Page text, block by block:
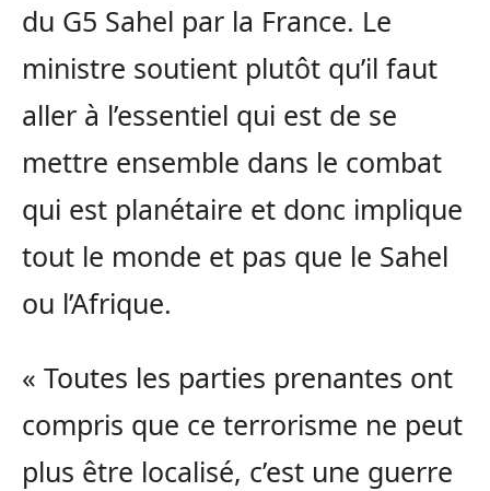
du G5 Sahel par la France. Le
ministre soutient plutôt qu’il faut
aller à l’essentiel qui est de se
mettre ensemble dans le combat
qui est planétaire et donc implique
tout le monde et pas que le Sahel
ou l’Afrique.
« Toutes les parties prenantes ont
compris que ce terrorisme ne peut
plus être localisé, c’est une guerre